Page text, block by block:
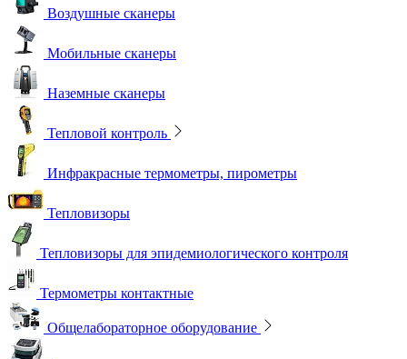
Воздушные сканеры
Мобильные сканеры
Наземные сканеры
Тепловой контроль
Инфракрасные термометры, пирометры
Тепловизоры
Тепловизоры для эпидемиологического контроля
Термометры контактные
Общелабораторное оборудование